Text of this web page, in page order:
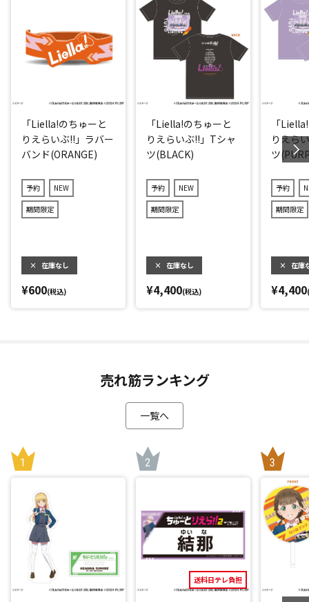
「Liella!のちゅーと
りえらいぶ!!」ラバー
バンド(ORANGE)
予約 NEW
期間限定
× 在庫なし
¥600(税込)
「Liella!のちゅーと
りえらいぶ!!」Tシャ
ツ(BLACK)
予約 NEW
期間限定
× 在庫なし
¥4,400(税込)
「
りえら
ツ
予約
期間限定
× 在庫
¥4,400
売れ筋ランキング
一覧へ
送料日テレ負担